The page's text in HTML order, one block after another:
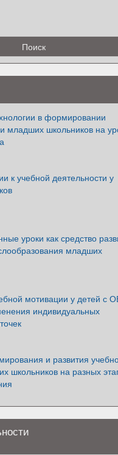
в формировании
младших школьников на
к учебной деятельности у
уроки как средство
младших
мотивации у детей с
индивидуальных
и развития
школьников на разных